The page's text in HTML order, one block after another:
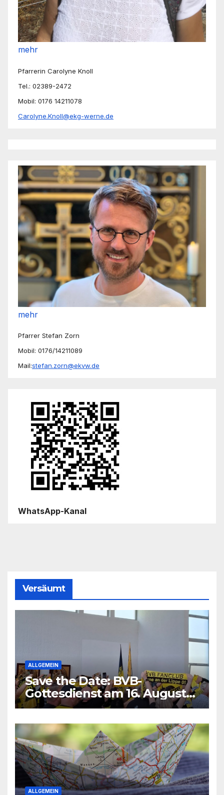
mehr
Pfarrerin Carolyne Knoll
Tel.: 02389-2472
Mobil: 0176 14211078
Carolyne.Knoll@ekg-werne.de
mehr
Pfarrer Stefan Zorn
Mobil: 0176/14211089
Mail:stefan.zorn@ekvw.de
WhatsApp-Kanal
Versäumt
ALLGEMEIN
Save the Date: BVB-
Gottesdienst am 16. August
2026
ALLGEMEIN